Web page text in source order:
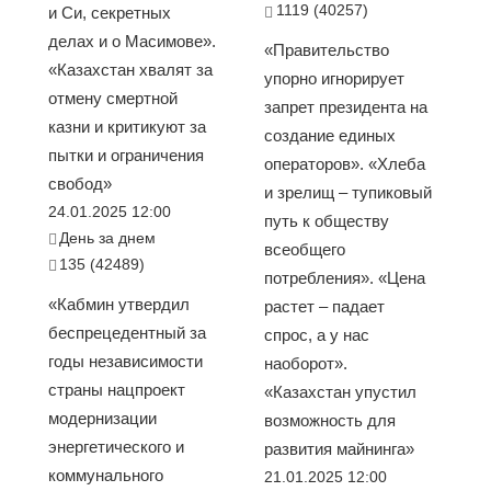
и Си, секретных
делах и о Масимове».
«Казахстан хвалят за
отмену смертной
казни и критикуют за
пытки и ограничения
свобод»
24.01.2025 12:00
День за днем
135 (42489)
«Кабмин утвердил
беспрецедентный за
годы независимости
страны нацпроект
модернизации
энергетического и
коммунального
1119 (40257)
«Правительство
упорно игнорирует
запрет президента на
создание единых
операторов». «Хлеба
и зрелищ – тупиковый
путь к обществу
всеобщего
потребления». «Цена
растет – падает
спрос, а у нас
наоборот».
«Казахстан упустил
возможность для
развития майнинга»
21.01.2025 12:00